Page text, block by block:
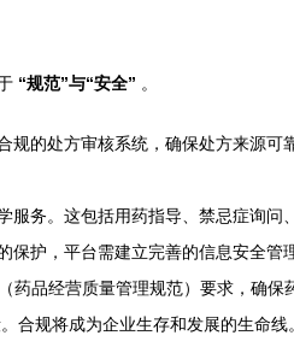
“规范”与“安全” 。
的处方审核系统，确保处方来源可
务。这包括用药指导、禁忌症询问
护，平台需建立完善的信息安全管
品经营质量管理规范）要求，确保
合规将成为企业生存和发展的生命线。